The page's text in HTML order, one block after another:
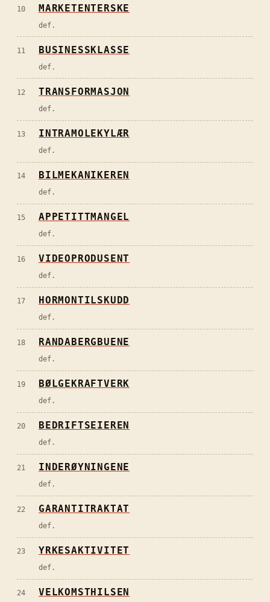
10 MARKETENTERSKE
def.
11 BUSINESSKLASSE
def.
12 TRANSFORMASJON
def.
13 INTRAMOLEKYLÆR
def.
14 BILMEKANIKEREN
def.
15 APPETITTMANGEL
def.
16 VIDEOPRODUSENT
def.
17 HORMONTILSKUDD
def.
18 RANDABERGBUENE
def.
19 BØLGEKRAFTVERK
def.
20 BEDRIFTSEIEREN
def.
21 INDERØYNINGENE
def.
22 GARANTITRAKTAT
def.
23 YRKESAKTIVITET
def.
24 VELKOMSTHILSEN